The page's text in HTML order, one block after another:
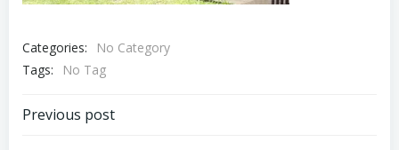
Categories:
No Category
Tags:
No Tag
Previous post